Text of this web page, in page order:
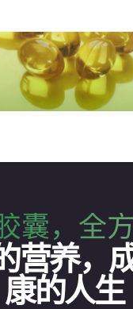
囊，全
营养，
康的人生